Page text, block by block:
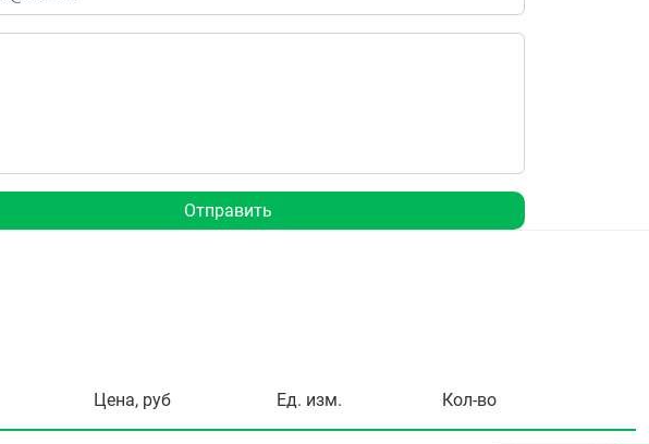
Отправить
Цена, руб Ед. изм. Кол-во